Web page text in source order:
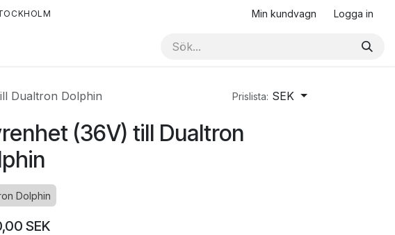
Min kundvagn Logga in
Dualtron Dolphin Prislista: SEK
(36V) till Dualtron
Dolphin
SEK